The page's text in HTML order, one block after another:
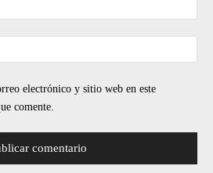
electrónico y sitio web en este
comente.